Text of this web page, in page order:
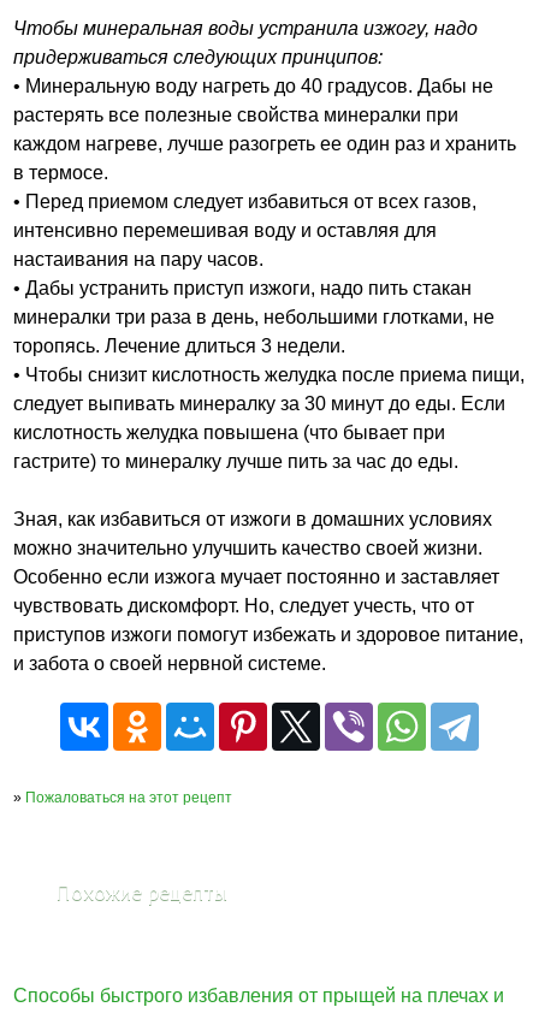
Чтобы минеральная воды устранила изжогу, надо
придерживаться следующих принципов:
• Минеральную воду нагреть до 40 градусов. Дабы не
растерять все полезные свойства минералки при
каждом нагреве, лучше разогреть ее один раз и хранить
в термосе.
• Перед приемом следует избавиться от всех газов,
интенсивно перемешивая воду и оставляя для
настаивания на пару часов.
• Дабы устранить приступ изжоги, надо пить стакан
минералки три раза в день, небольшими глотками, не
торопясь. Лечение длиться 3 недели.
• Чтобы снизит кислотность желудка после приема пищи,
следует выпивать минералку за 30 минут до еды. Если
кислотность желудка повышена (что бывает при
гастрите) то минералку лучше пить за час до еды.
Зная, как избавиться от изжоги в домашних условиях
можно значительно улучшить качество своей жизни.
Особенно если изжога мучает постоянно и заставляет
чувствовать дискомфорт. Но, следует учесть, что от
приступов изжоги помогут избежать и здоровое питание,
и забота о своей нервной системе.
» Пожаловаться на этот рецепт
Похожие рецепты
Способы быстрого избавления от прыщей на плечах и